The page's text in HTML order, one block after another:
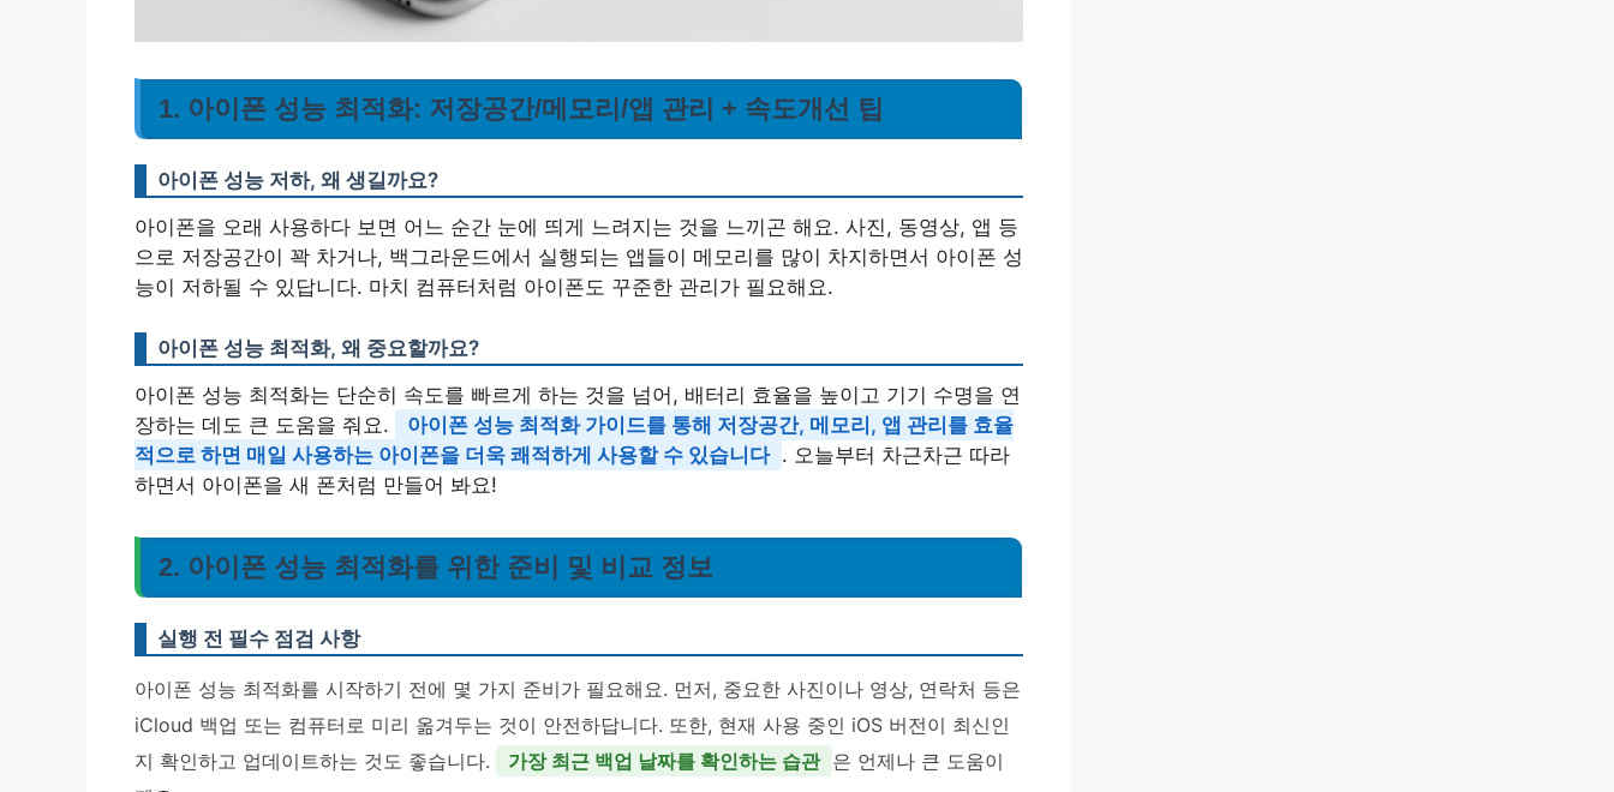
1. 아이폰 성능 최적화: 저장공간/메모리/앱 관리 + 속도개선 팁
아이폰 성능 저하, 왜 생길까요?
아이폰을 오래 사용하다 보면 어느 순간 눈에 띄게 느려지는 것을 느끼곤 해요. 사진, 동영상, 앱 등
으로 저장공간이 꽉 차거나, 백그라운드에서 실행되는 앱들이 메모리를 많이 차지하면서 아이폰 성
능이 저하될 수 있답니다. 마치 컴퓨터처럼 아이폰도 꾸준한 관리가 필요해요.
아이폰 성능 최적화, 왜 중요할까요?
아이폰 성능 최적화는 단순히 속도를 빠르게 하는 것을 넘어, 배터리 효율을 높이고 기기 수명을 연
장하는 데도 큰 도움을 줘요.
아이폰 성능 최적화 가이드를 통해 저장공간, 메모리, 앱 관리를 효율
적으로 하면 매일 사용하는 아이폰을 더욱 쾌적하게 사용할 수 있습니다 . 오늘부터 차근차근 따라
하면서 아이폰을 새 폰처럼 만들어 봐요!
2. 아이폰 성능 최적화를 위한 준비 및 비교 정보
실행 전 필수 점검 사항
아이폰 성능 최적화를 시작하기 전에 몇 가지 준비가 필요해요. 먼저, 중요한 사진이나 영상, 연락처 등은
iCloud 백업 또는 컴퓨터로 미리 옮겨두는 것이 안전하답니다. 또한, 현재 사용 중인 iOS 버전이 최신인
지 확인하고 업데이트하는 것도 좋습니다.
가장 최근 백업 날짜를 확인하는 습관 은 언제나 큰 도움이